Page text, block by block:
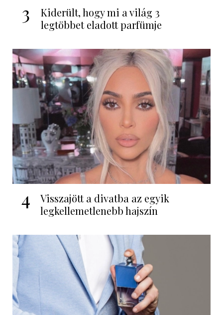
3
Kiderült, hogy mi a világ 3
legtöbbet eladott parfümje
4
Visszajött a divatba az egyik
legkellemetlenebb hajszín